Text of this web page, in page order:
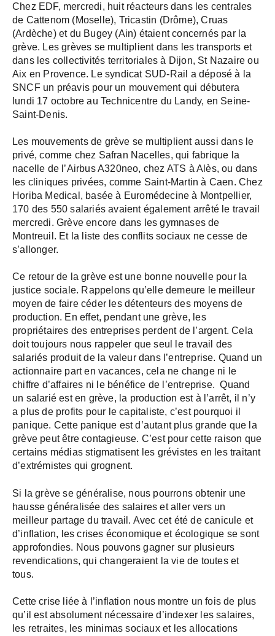
Chez EDF, mercredi, huit réacteurs dans les centrales
de Cattenom (Moselle), Tricastin (Drôme), Cruas
(Ardèche) et du Bugey (Ain) étaient concernés par la
grève. Les grèves se multiplient dans les transports et
dans les collectivités territoriales à Dijon, St Nazaire ou
Aix en Provence. Le syndicat SUD-Rail a déposé à la
SNCF un préavis pour un mouvement qui débutera
lundi 17 octobre au Technicentre du Landy, en Seine-
Saint-Denis.
Les mouvements de grève se multiplient aussi dans le
privé, comme chez Safran Nacelles, qui fabrique la
nacelle de l’Airbus A320neo, chez ATS à Alès, ou dans
les cliniques privées, comme Saint-Martin à Caen. Chez
Horiba Medical, basée à Euromédecine à Montpellier,
170 des 550 salariés avaient également arrêté le travail
mercredi. Grève encore dans les gymnases de
Montreuil. Et la liste des conflits sociaux ne cesse de
s’allonger.
Ce retour de la grève est une bonne nouvelle pour la
justice sociale. Rappelons qu’elle demeure le meilleur
moyen de faire céder les détenteurs des moyens de
production. En effet, pendant une grève, les
propriétaires des entreprises perdent de l’argent. Cela
doit toujours nous rappeler que seul le travail des
salariés produit de la valeur dans l’entreprise. Quand un
actionnaire part en vacances, cela ne change ni le
chiffre d’affaires ni le bénéfice de l’entreprise. Quand
un salarié est en grève, la production est à l’arrêt, il n’y
a plus de profits pour le capitaliste, c’est pourquoi il
panique. Cette panique est d’autant plus grande que la
grève peut être contagieuse. C’est pour cette raison que
certains médias stigmatisent les grévistes en les traitant
d’extrémistes qui grognent.
Si la grève se généralise, nous pourrons obtenir une
hausse généralisée des salaires et aller vers un
meilleur partage du travail. Avec cet été de canicule et
d’inflation, les crises économique et écologique se sont
approfondies. Nous pouvons gagner sur plusieurs
revendications, qui changeraient la vie de toutes et
tous.
Cette crise liée à l’inflation nous montre un fois de plus
qu’il est absolument nécessaire d’indexer les salaires,
les retraites, les minimas sociaux et les allocations